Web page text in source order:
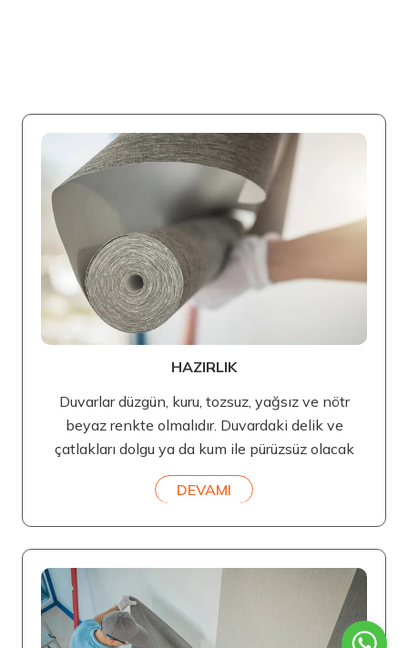
HAZIRLIK
Duvarlar düzgün, kuru, tozsuz, yağsız ve nötr
beyaz renkte olmalıdır. Duvardaki delik ve
çatlakları dolgu ya da kum ile pürüzsüz olacak
DEVAMI